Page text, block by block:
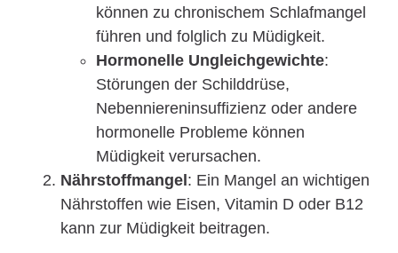
können zu chronischem Schlafmangel
führen und folglich zu Müdigkeit.
Hormonelle Ungleichgewichte:
Störungen der Schilddrüse,
Nebenniereninsuffizienz oder andere
hormonelle Probleme können
Müdigkeit verursachen.
Nährstoffmangel : Ein Mangel an wichtigen
Nährstoffen wie Eisen, Vitamin D oder B12
kann zur Müdigkeit beitragen.